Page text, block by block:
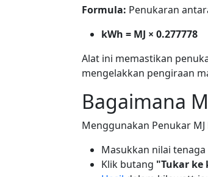
Formula: Penukaran
kWh = MJ × 0.277778
Alat ini memastikan
mengelakkan pengiraan
Bagaimana
Menggunakan Penukar
Masukkan nilai
Klik butang "Tukar ke